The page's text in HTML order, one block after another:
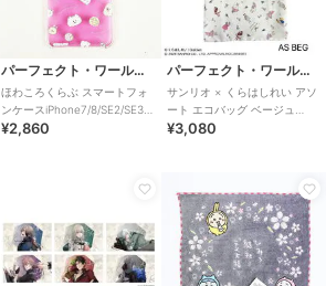
パーフェクト・ワールド・トーキョー
ほわころくらぶ スマートフォ
ンケースiPhone7/8/SE2/SE3
フルーツ スマホ カバー
¥2,860
パーフェクト・ワールド・トーキョー
サンリオ × くらはしれい アソ
ート エコバッグ ベージュ
Sanrio
¥3,080